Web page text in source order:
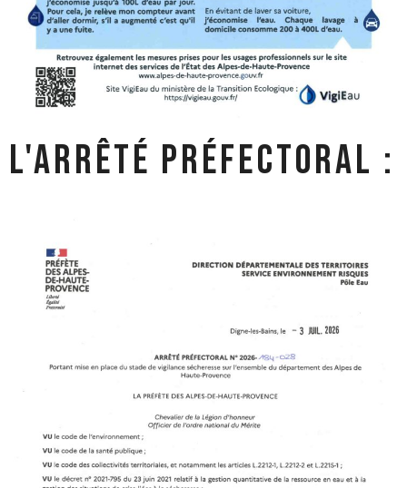
L'arrêté préfectoral :